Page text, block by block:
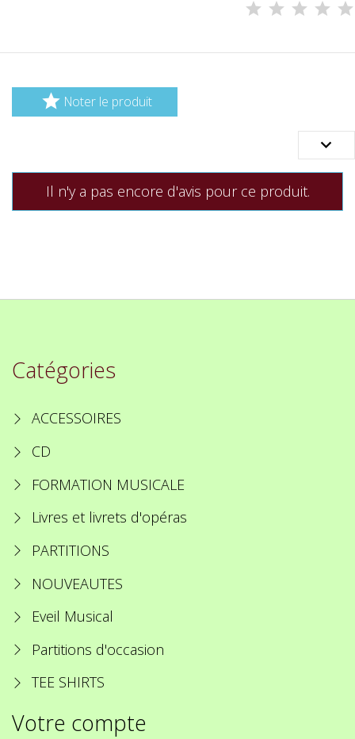
 Noter le produit

Il n'y a pas encore d'avis pour ce produit.
Catégories
ACCESSOIRES
CD
FORMATION MUSICALE
Livres et livrets d'opéras
PARTITIONS
NOUVEAUTES
Eveil Musical
Partitions d'occasion
TEE SHIRTS
Votre compte